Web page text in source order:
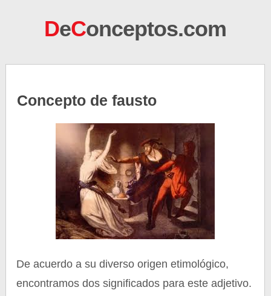
DeConceptos.com
Concepto de fausto
De acuerdo a su diverso origen etimológico,
encontramos dos significados para este adjetivo.